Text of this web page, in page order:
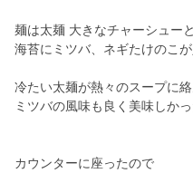
麺は太麺 大きなチャーシュー
海苔にミツバ、ネギたけのこが
冷たい太麺が熱々のスープに
ミツバの風味も良く美味しかっ
カウンターに座ったので